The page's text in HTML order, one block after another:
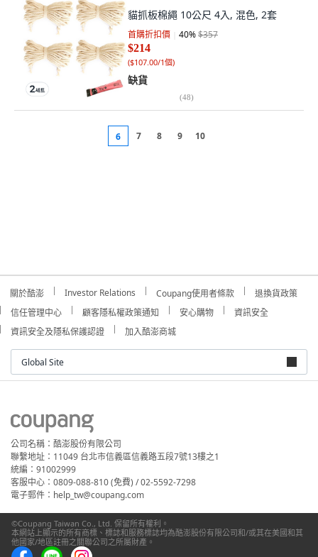
貓抓板棉繩 10公尺 4入, 混色, 2套
首購折扣價 40%$357
$214
($107.00/1個)
缺貨
(48)
6 7 8 9 10
關於酷澎 Investor Relations Coupang使用者條款
退換貨政策
信任管理中心
顧客隱私權政策通知 安心購物
資訊安全
資訊安全及隱私保護認證
加入酷澎商城
Global Site
公司名稱：酷澎股份有限公司
聯繫地址：11049 台北市信義區信義路五段7號13樓之1
統編：91002999
客服中心：0809-088-810 (免費) / 02-5592-7298
電子郵件：help_tw@coupang.com
©Coupang Taiwan Co., Ltd. 保留所有權利。
本網站上顯示的所有商標、標誌和服務標誌均為酷澎股份有限公司和/或其在美國和其
他國家/地區註冊之關聯公司之所屬財產。